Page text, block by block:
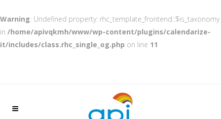
Warning: Undefined property: rhc_template_frontend::$is_taxonomy
in /home/apivqkmh/www/wp-content/plugins/calendarize-
it/includes/class.rhc_single_og.php on line 11